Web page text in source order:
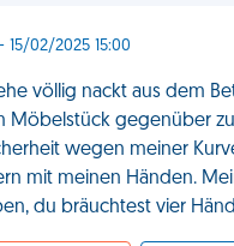
02/2025 15:00
völlig nackt aus dem
Möbelstück gegenüber
wegen meiner
mit meinen Händen.
du bräuchtest vier